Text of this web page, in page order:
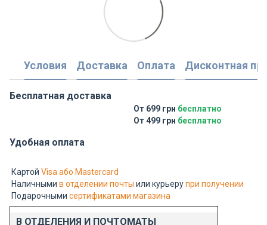
Условия Доставка Оплата Дисконтная
Бесплатная доставка
От 699 грн бесплатно
От 499 грн бесплатно
Удобная оплата
Картой Visa або Mastercard
Наличными в отделении почты или курьерупри получении
Подарочными сертификатами магазина
В ОТДЕЛЕНИЯ И ПОЧТОМАТЫ